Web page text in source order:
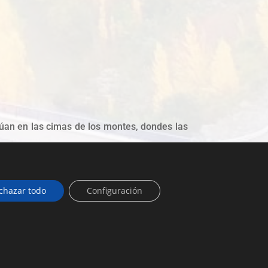
en las cimas de los montes, dondes las
todo Configuración